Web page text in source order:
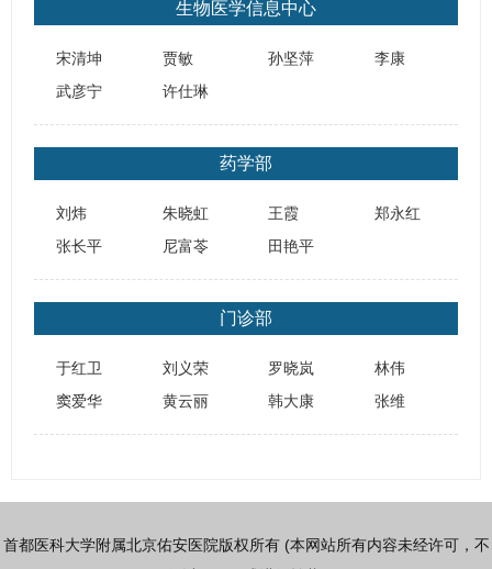
生物医学信息中心
宋清坤 贾敏 孙坚萍
李康
武彦宁
许仕琳
药学部
刘炜 朱晓虹 王霞
郑永红
张长平
尼富苓 田艳平
门诊部
于红卫 刘义荣 罗晓岚
林伟
窦爱华
黄云丽 韩大康 张维
首都医科大学附属北京佑安医院版权所有 (本网站所有内容未经许可，不